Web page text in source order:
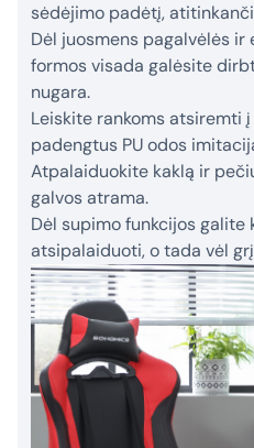
sėdėjimo padėtį,
Dėl juosmens pagalvėlės ir
formos visada galėsite
nugara.
Leiskite rankoms atsiremti
padengtus PU odos
Atpalaiduokite kaklą ir
galvos atrama.
Dėl supimo funkcijos galite
atsipalaiduoti, o tada vėl